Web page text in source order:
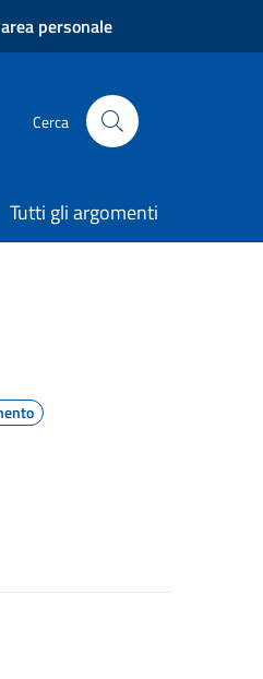
personale
Cerca
Tutti gli argomenti